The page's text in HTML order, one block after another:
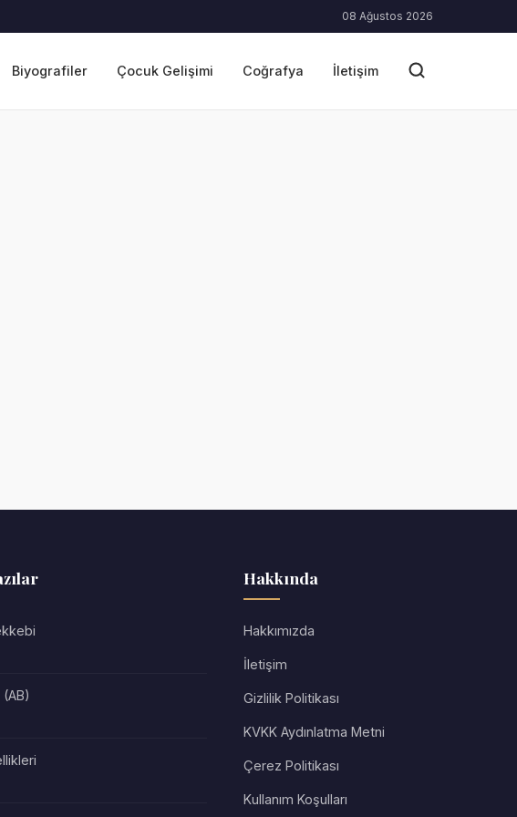
08 Ağustos 2026
Biyografiler Çocuk Gelişimi Coğrafya İletişim
Hakkında
Hakkımızda
İletişim
Gizlilik Politikası
KVKK Aydınlatma Metni
Çerez Politikası
Kullanım Koşulları